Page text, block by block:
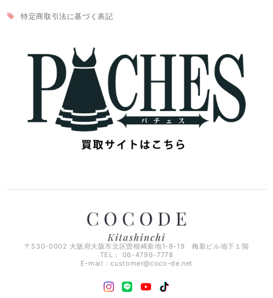
特定商取引法に基づく表記
〒530-0002 大阪府大阪市北区曽根崎新地1-8-19 梅新ビル地下１階
TEL： 06-4796-7778
E-mail：customer@coco-de.net